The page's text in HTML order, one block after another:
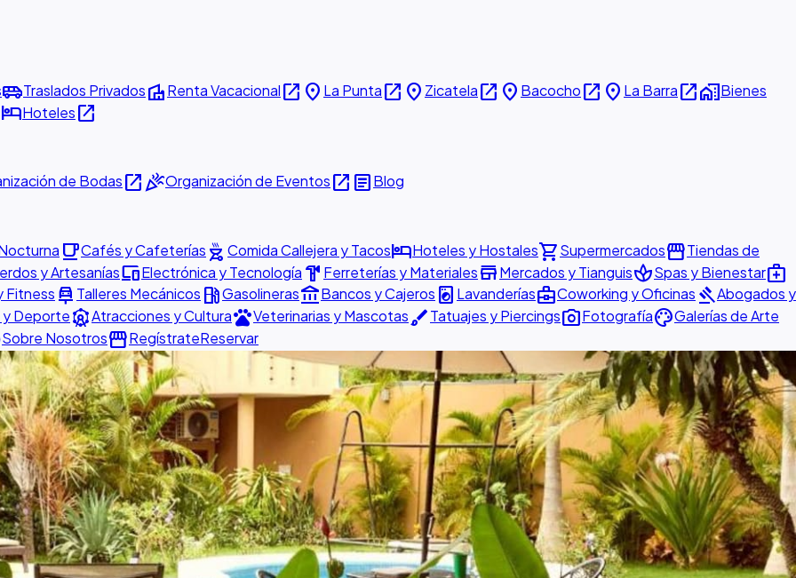
airport_shuttleTraslados PrivadosvillaRenta Vacacionalopen_in_new place La Puntaopen_in_new place Zicatelaopen_in_new place Bacochoopen_in_new place La Barraopen_in_newhome_workBienes
hotelHotelesopen_in_new
de Bodasopen_in_newcelebrationOrganización de Eventosopen_in_new articleBlog
local_cafeCafés y Cafeterías outdoor_grill Comida Callejera y TacoshotelHoteles y Hostalesshopping_cartSupermercadosstorefrontTiendas de
y ArtesaníasdevicesElectrónica y Tecnología hardware Ferreterías y MaterialesstoreMercados y TianguisspaSpas y Bienestarmedical_services
Fitness car_repair Talleres Mecánicos local_gas_stationGasolinerasaccount_balanceBancos y Cajeros local_laundry_service Lavanderíasbusiness_centerCoworking y Oficinas gavelAbogados y
y DeporteattractionsAtracciones y CulturapetsVeterinarias y MascotasbrushTatuajes y Piercingsphoto_cameraFotografíapaletteGalerías de Arte
Sobre NosotrosstorefrontRegístrateReservar